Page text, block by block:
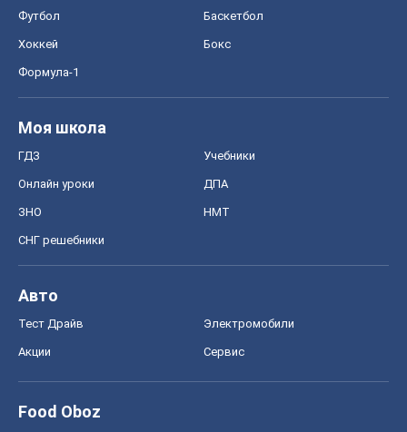
Футбол Баскетбол
Хоккей Бокс
Формула-1
Моя школа
ГДЗ Учебники
Онлайн уроки ДПА
ЗНО НМТ
СНГ решебники
Авто
Тест Драйв Электромобили
Акции Сервис
Food Oboz